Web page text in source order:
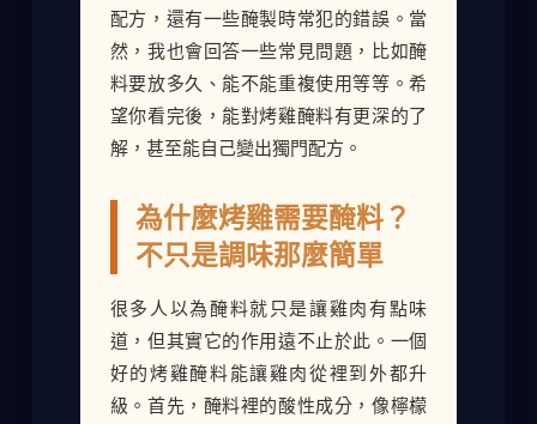
配方，還有一些醃製時常犯的錯誤。當
然，我也會回答一些常見問題，比如醃
料要放多久、能不能重複使用等等。希
望你看完後，能對烤雞醃料有更深的了
解，甚至能自己變出獨門配方。
為什麼烤雞需要醃料？
不只是調味那麼簡單
很多人以為醃料就只是讓雞肉有點味
道，但其實它的作用遠不止於此。一個
好的烤雞醃料能讓雞肉從裡到外都升
級。首先，醃料裡的酸性成分，像檸檬